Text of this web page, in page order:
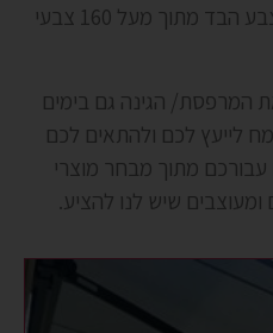
צבעי אלומיניום לבחירה ואת צבע הבד מתוך מעל 160 צבעי
המרפסת/ הגינה גם בימים
לייעץ לכם ולהתאים לכם
עבורכם מתוך מבחר מוצרי
ומעוצבים שיש לנו להציע.